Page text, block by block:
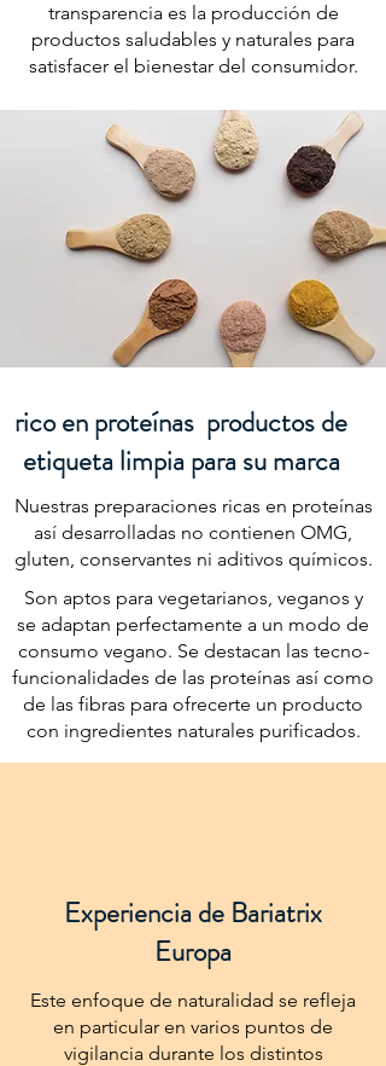
transparencia es la producción de
productos saludables y naturales para
satisfacer el bienestar del consumidor.
rico en proteínas productos de
etiqueta limpia para su marca
Nuestras preparaciones ricas en proteínas
así desarrolladas no contienen OMG,
gluten, conservantes ni aditivos químicos.
Son aptos para vegetarianos, veganos y
se adaptan perfectamente a un modo de
consumo vegano. Se destacan las tecno-
funcionalidades de las proteínas así como
de las fibras para ofrecerte un producto
con ingredientes naturales purificados.
Experiencia de Bariatrix
Europa
Este enfoque de naturalidad se refleja
en particular en varios puntos de
vigilancia durante los distintos